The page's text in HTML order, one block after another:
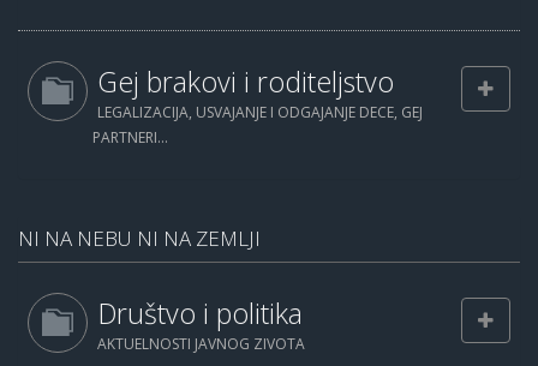
Gej brakovi i roditeljstvo
LEGALIZACIJA, USVAJANJE I ODGAJANJE DECE, GEJ
PARTNERI...
NI NA NEBU NI NA ZEMLJI
Društvo i politika
AKTUELNOSTI JAVNOG ZIVOTA